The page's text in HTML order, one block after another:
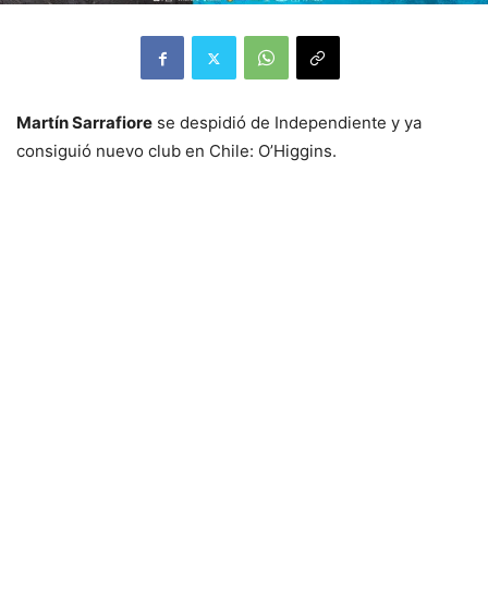
Martín Sarrafiore se despidió de Independiente y ya
consiguió nuevo club en Chile: O’Higgins.